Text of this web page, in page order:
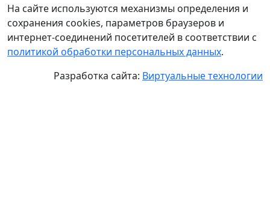
На сайте используются механизмы определения и
сохранения cookies, параметров браузеров и
интернет-соединений посетителей в соответствии с
политикой обработки персональных данных.
Разработка сайта: Виртуальные технологии